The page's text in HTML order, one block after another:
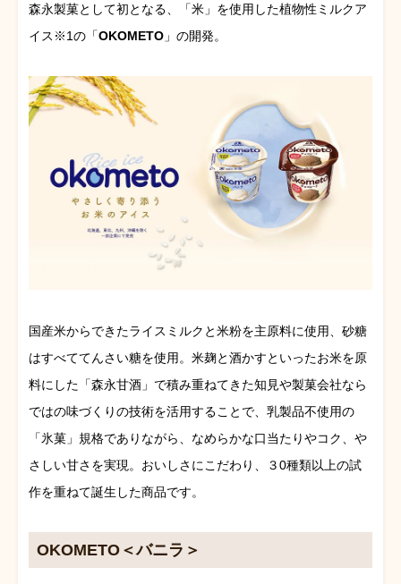
森永製菓として初となる、「米」を使用した植物性ミルクア
イス※1の「OKOMETO 」の開発。
国産米からできたライスミルクと米粉を主原料に使用、砂糖
はすべててんさい糖を使用。米麹と酒かすといったお米を原
料にした「森永甘酒」で積み重ねてきた知見や製菓会社なら
ではの味づくりの技術を活用することで、乳製品不使用の
「氷菓」規格でありながら、なめらかな口当たりやコク、や
さしい甘さを実現。おいしさにこだわり、３0種類以上の試
作を重ねて誕生した商品です。
OKOMETO＜バニラ＞